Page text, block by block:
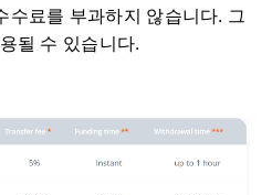
수료를 부과하지 않습니다. 그
될 수 있습니다.